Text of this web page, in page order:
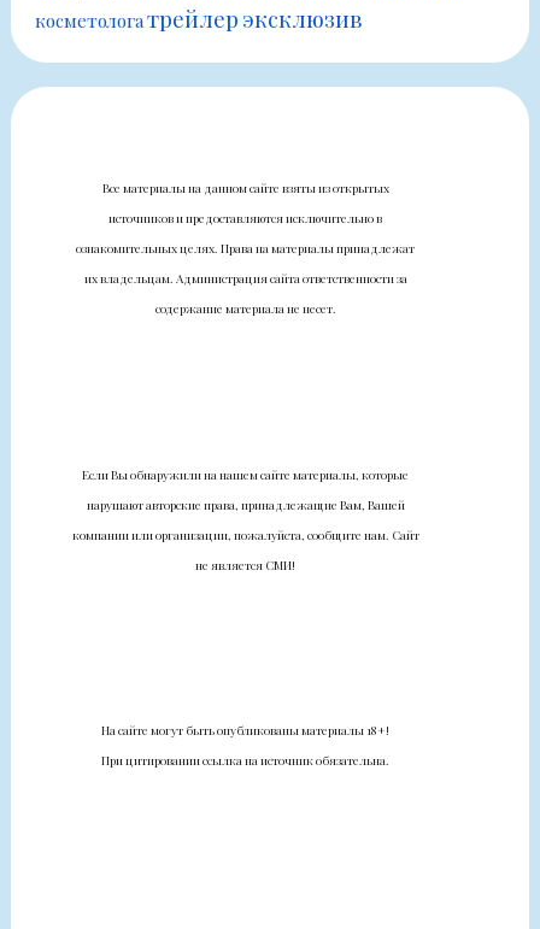
косметологатрейлер эксклюзив
Все материалы на данном сайте взяты из открытых
источников и предоставляются исключительно в
ознакомительных целях. Права на материалы принадлежат
их владельцам. Администрация сайта ответственности за
содержание материала не несет.
Если Вы обнаружили на нашем сайте материалы, которые
нарушают авторские права, принадлежащие Вам, Вашей
компании или организации, пожалуйста, сообщите нам. Сайт
не является СМИ!
На сайте могут быть опубликованы материалы 18+!
При цитировании ссылка на источник обязательна.